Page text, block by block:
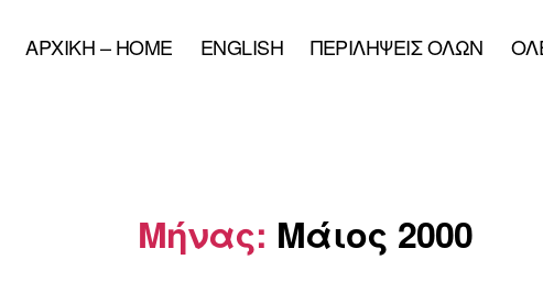
AΡXIKH – HOME ENGLISH ΠΕΡΙΛΗΨΕΙΣ ΟΛΩΝ
Μήνας: Μάιος 2000